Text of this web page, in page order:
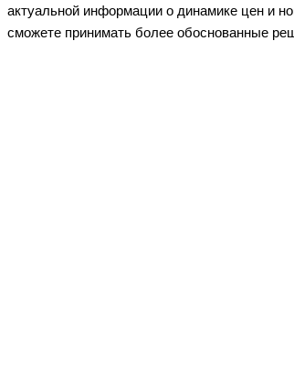
актуальной информации о динамике цен и
сможете принимать более обоснованные